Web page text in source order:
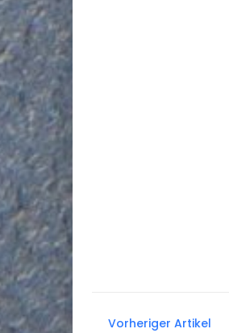
Vorheriger Artikel